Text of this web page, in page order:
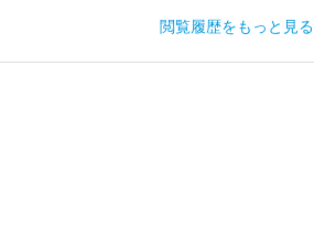
閲覧履歴をもっと見る